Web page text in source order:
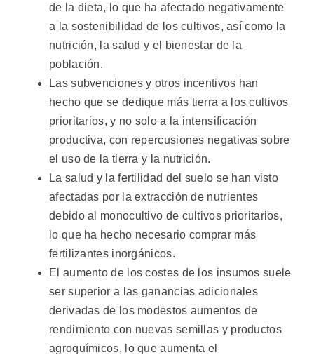
de la dieta, lo que ha afectado negativamente
a la sostenibilidad de los cultivos, así como la
nutrición, la salud y el bienestar de la
población.
Las subvenciones y otros incentivos han
hecho que se dedique más tierra a los cultivos
prioritarios, y no solo a la intensificación
productiva, con repercusiones negativas sobre
el uso de la tierra y la nutrición.
La salud y la fertilidad del suelo se han visto
afectadas por la extracción de nutrientes
debido al monocultivo de cultivos prioritarios,
lo que ha hecho necesario comprar más
fertilizantes inorgánicos.
El aumento de los costes de los insumos suele
ser superior a las ganancias adicionales
derivadas de los modestos aumentos de
rendimiento con nuevas semillas y productos
agroquímicos, lo que aumenta el